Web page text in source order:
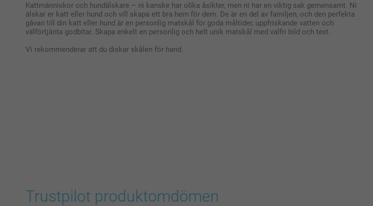
Kattmänniskor och hundälskare – ni kanske har olika åsikter, men ni har en viktig sak gemensamt. Ni
älskar er katt eller hund och vill skapa ett bra hem för dem. De är en del av familjen, och den perfekta
gåvan till din katt eller hund är en personlig matskål för goda måltider, uppfriskande vatten och
välförtjänta godbitar. Skapa enkelt en personlig och helt unik matskål med valfri bild och text.
Vi rekommenderar att du diskar skålen för hand.
Trustpilot produktomdömen